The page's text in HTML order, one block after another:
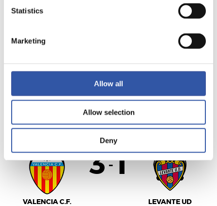
Statistics
Marketing
Allow all
Allow selection
Deny
VALENCIA C.F.
3-1
LEVANTE UD